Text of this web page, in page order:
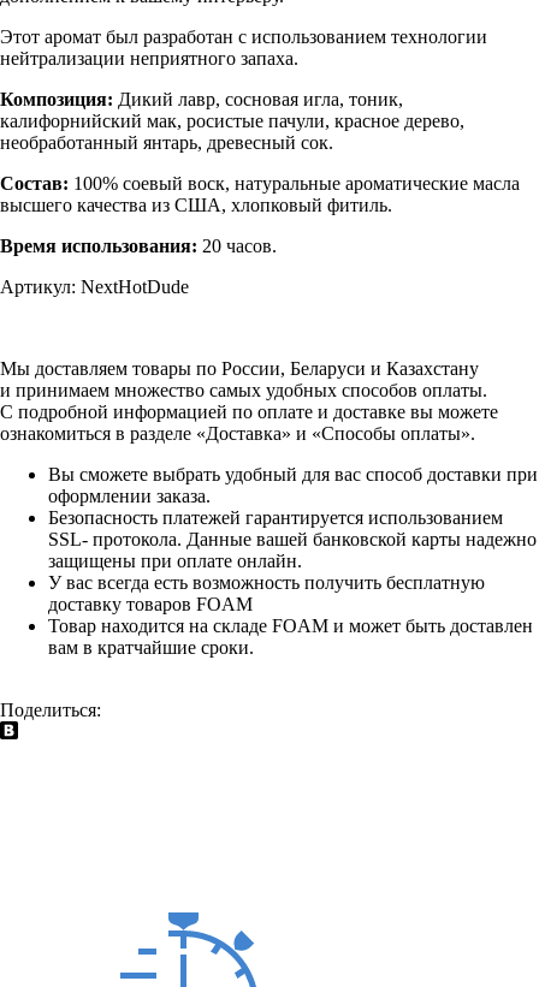
Этот аромат был разработан с использованием технологии
нейтрализации неприятного запаха.
Композиция: Дикий лавр, сосновая игла, тоник,
калифорнийский мак, росистые пачули, красное дерево,
необработанный янтарь, древесный сок.
Состав: 100% соевый воск, натуральные ароматические масла
высшего качества из США, хлопковый фитиль.
Время использования: 20 часов.
Артикул: NextHotDude
Мы доставляем товары по России, Беларуси и Казахстану
и принимаем множество самых удобных способов оплаты.
С подробной информацией по оплате и доставке вы можете
ознакомиться в разделе «Доставка» и «Способы оплаты».
Вы сможете выбрать удобный для вас способ доставки при
оформлении заказа.
Безопасность платежей гарантируется использованием
SSL- протокола. Данные вашей банковской карты надежно
защищены при оплате онлайн.
У вас всегда есть возможность получить бесплатную
доставку товаров FOAM
Товар находится на складе FOAM и может быть доставлен
вам в кратчайшие сроки.
Поделиться: